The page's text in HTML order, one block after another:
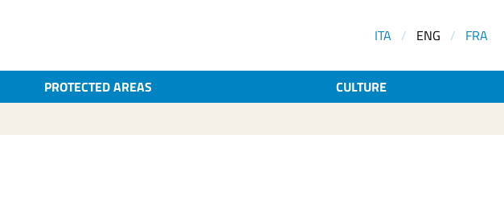
ITA / ENG / FRA
PROTECTED AREAS
CULTURE